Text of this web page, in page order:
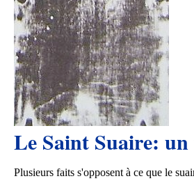
Le Saint Suaire:
Plusieurs faits s'opposent à ce que le